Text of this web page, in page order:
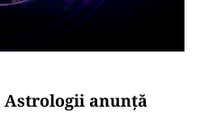
Astrologii anunţă